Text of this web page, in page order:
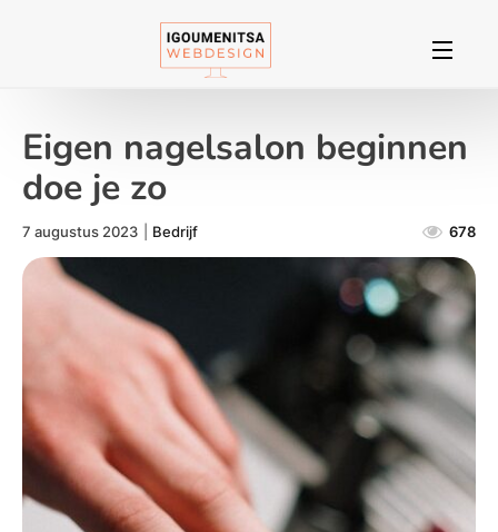
Eigen nagelsalon beginnen
doe je zo
7 augustus 2023 Bedrijf 678